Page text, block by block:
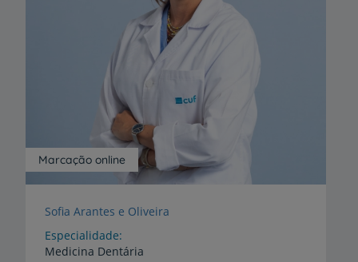
Marcação online
Sofia Arantes e Oliveira
Especialidade
Medicina Dentária